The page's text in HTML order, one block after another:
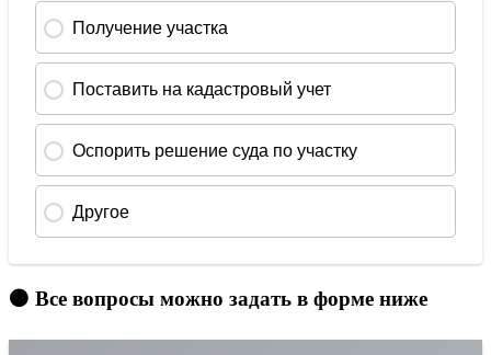
🟠 Все вопросы можно задать в форме ниже